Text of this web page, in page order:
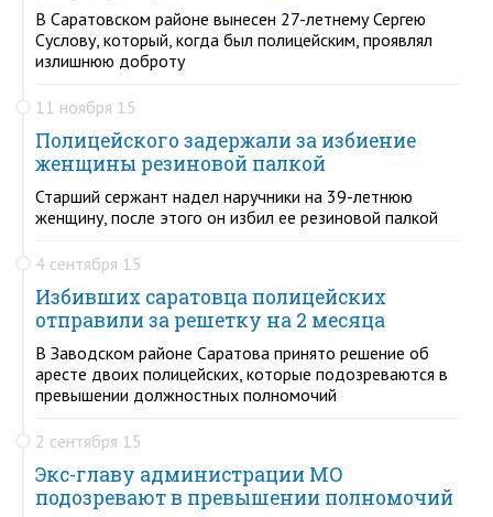
В Саратовском районе вынесен 27-летнему Сергею
Суслову, который, когда был полицейским, проявлял
излишнюю доброту
11 ноября 15
Полицейского задержали за избиение
женщины резиновой палкой
Старший сержант надел наручники на 39-летнюю
женщину, после этого он избил ее резиновой палкой
4 сентября 15
Избивших саратовца полицейских
отправили за решетку на 2 месяца
В Заводском районе Саратова принято решение об
аресте двоих полицейских, которые подозреваются в
превышении должностных полномочий
2 сентября 15
Экс-главу администрации МО
подозревают в превышении полномочий